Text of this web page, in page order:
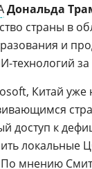
Дональда
страны в
и
технологий
Китай уже
доступ к
локальные
мнению